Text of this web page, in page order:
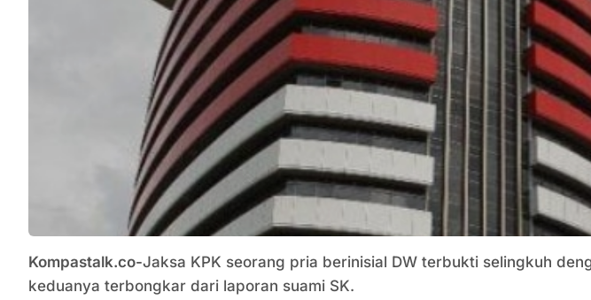
Kompastalk.co-Jaksa KPK seorang pria berinisial DW terbukti selingkuh
keduanya terbongkar dari laporan suami SK.